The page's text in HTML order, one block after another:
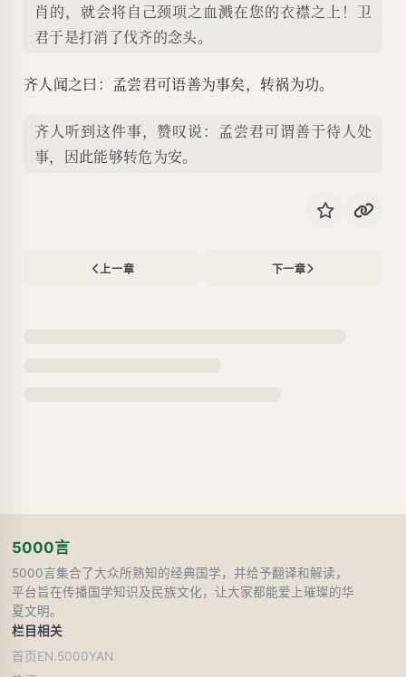
肖的，就会将自己颈项之血溅在您的衣襟之上！卫
君于是打消了伐齐的念头。
齐人闻之曰：孟尝君可语善为事矣，转祸为功。
齐人听到这件事，赞叹说：孟尝君可谓善于待人处
事，因此能够转危为安。
上一章 下一章
5000言
5000言集合了大众所熟知的经典国学，并给予翻译和解读，
平台旨在传播国学知识及民族文化，让大家都能爱上璀璨的华
夏文明。
栏目
首页
相关
EN.5000YAN